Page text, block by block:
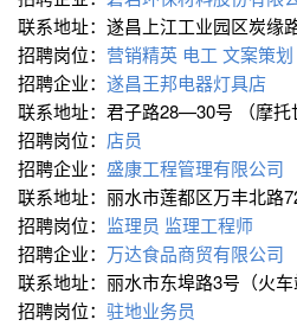
联系地址：遂昌上江工业园区炭缘
招聘岗位： 营销精英 电工 文案策划
招聘企业： 遂昌王邦电器灯具店
联系地址：君子路28—30号 （摩托
招聘岗位： 店员
招聘企业： 盛康工程管理有限公司
联系地址：丽水市莲都区万丰北路
招聘岗位： 监理员 监理工程师
招聘企业： 万达食品商贸有限公司
联系地址：丽水市东埠路3号（火
招聘岗位： 驻地业务员